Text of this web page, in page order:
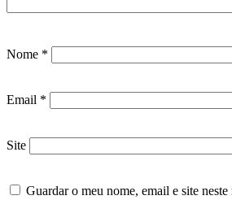
Nome *
Email *
Site
Guardar o meu nome, email e site neste